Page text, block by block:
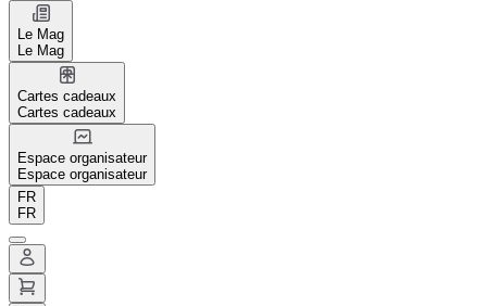
Le Mag
Le Mag
Cartes cadeaux
Cartes cadeaux
Espace organisateur
Espace organisateur
FR
FR